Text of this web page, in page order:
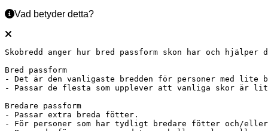
1
1
Vad betyder detta?
Skobredd anger hur bred passform skon har och
Bred passform
- Det är den vanligaste bredden för personer med lite
- Passar de flesta som upplever att vanliga skor är
Bredare passform
- Passar extra breda fötter.
- För personer som har tydligt bredare fötter och/eller